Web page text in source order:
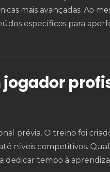
mais avançadas. Ao
específicos para
jogador
prévia. O treino foi
níveis competitivos.
dedicar tempo à